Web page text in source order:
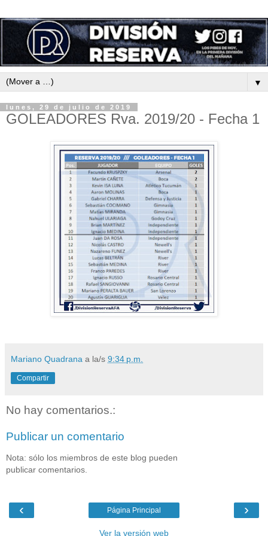
▼
lunes, 29 de julio de 2019
GOLEADORES Rva. 2019/20 - Fecha 1
Mariano Quadrana a la/s 9:34 p.m.
Compartir
No hay comentarios.:
Publicar un comentario
Nota: sólo los miembros de este blog pueden
publicar comentarios.
‹ ›
Página Principal
Ver la versión web